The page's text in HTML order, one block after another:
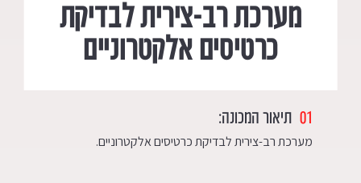
מערכת רב-צירית לבדיקת
כרטיסים אלקטרוניים
01 תיאור המכונה:
מערכת רב-צירית לבדיקת כרטיסים אלקטרוניים.